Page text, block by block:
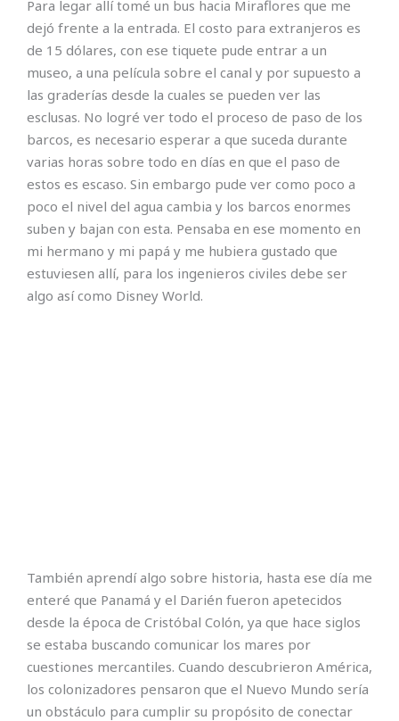
Para legar allí tomé un bus hacia Miraflores que me
dejó frente a la entrada. El costo para extranjeros es
de 15 dólares, con ese tiquete pude entrar a un
museo, a una película sobre el canal y por supuesto a
las graderías desde la cuales se pueden ver las
esclusas. No logré ver todo el proceso de paso de los
barcos, es necesario esperar a que suceda durante
varias horas sobre todo en días en que el paso de
estos es escaso. Sin embargo pude ver como poco a
poco el nivel del agua cambia y los barcos enormes
suben y bajan con esta. Pensaba en ese momento en
mi hermano y mi papá y me hubiera gustado que
estuviesen allí, para los ingenieros civiles debe ser
algo así como Disney World.
También aprendí algo sobre historia, hasta ese día me
enteré que Panamá y el Darién fueron apetecidos
desde la época de Cristóbal Colón, ya que hace siglos
se estaba buscando comunicar los mares por
cuestiones mercantiles. Cuando descubrieron América,
los colonizadores pensaron que el Nuevo Mundo sería
un obstáculo para cumplir su propósito de conectar